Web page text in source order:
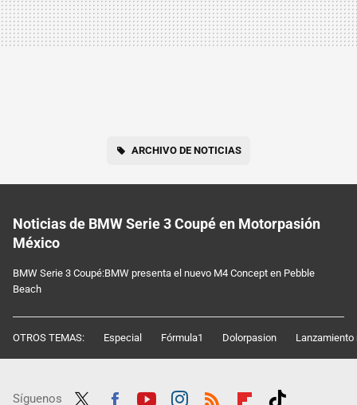
ARCHIVO DE NOTICIAS
Noticias de BMW Serie 3 Coupé en Motorpasión
México
BMW Serie 3 Coupé:BMW presenta el nuevo M4 Concept en Pebble
Beach
OTROS TEMAS: Especial Fórmula1 Dolorpasion Lanzamiento
Síguenos